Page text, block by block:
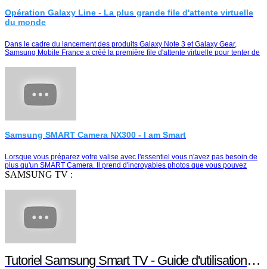
Opération Galaxy Line - La plus grande file d'attente virtuelle
du monde
Dans le cadre du lancement des produits Galaxy Note 3 et Galaxy Gear,
Samsung Mobile France a créé la première file d'attente virtuelle pour tenter de
Samsung SMART Camera NX300 - I am Smart
Lorsque vous préparez votre valise avec l'essentiel vous n'avez pas besoin de
plus qu'un SMART Camera. Il prend d'incroyables photos que vous pouvez
partager instantanément e…
SAMSUNG TV :
Tutoriel Samsung Smart TV - Guide d'utilisation Smart TV